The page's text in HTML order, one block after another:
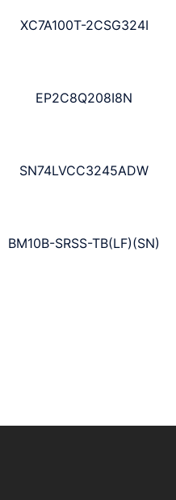
XC7A100T-2CSG324I
EP2C8Q208I8N
SN74LVCC3245ADW
BM10B-SRSS-TB(LF)(SN)